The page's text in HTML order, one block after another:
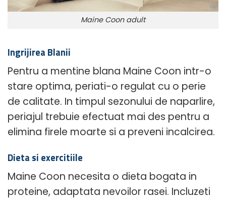
Maine Coon adult
Ingrijirea Blanii
Pentru a mentine blana Maine Coon intr-o
stare optima, periati-o regulat cu o perie
de calitate. In timpul sezonului de naparlire,
periajul trebuie efectuat mai des pentru a
elimina firele moarte si a preveni incalcirea.
Dieta si exercitiile
Maine Coon necesita o dieta bogata in
proteine, adaptata nevoilor rasei. Incluzeti